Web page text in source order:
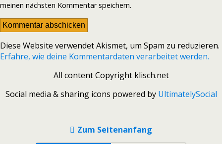
meinen nächsten Kommentar speichern.
Diese Website verwendet Akismet, um Spam zu reduzieren.
Erfahre, wie deine Kommentardaten verarbeitet werden.
All content Copyright klisch.net
Social media & sharing icons powered by UltimatelySocial
Zum Seitenanfang